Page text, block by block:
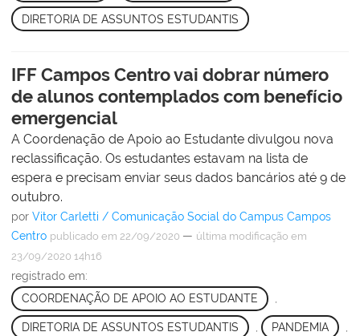
DIRETORIA DE ASSUNTOS ESTUDANTIS
IFF Campos Centro vai dobrar número
de alunos contemplados com benefício
emergencial
A Coordenação de Apoio ao Estudante divulgou nova
reclassificação. Os estudantes estavam na lista de
espera e precisam enviar seus dados bancários até 9 de
outubro.
por Vitor Carletti / Comunicação Social do Campus Campos
Centro publicado em 22/09/2020 — última modificação em
23/09/2020 14h16
registrado em:
COORDENAÇÃO DE APOIO AO ESTUDANTE
,
DIRETORIA DE ASSUNTOS ESTUDANTIS PANDEMIA